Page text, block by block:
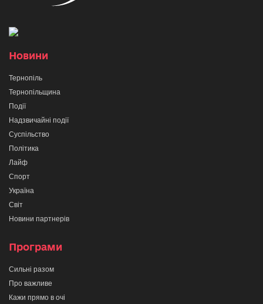
Новини
Тернопіль
Тернопільщина
Події
Надзвичайні події
Суспільство
Політика
Лайф
Спорт
Україна
Світ
Новини партнерів
Програми
Сильні разом
Про важливе
Кажи прямо в очі